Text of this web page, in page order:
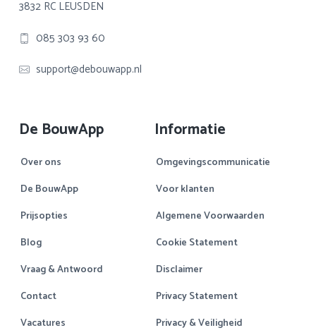
3832 RC LEUSDEN
085 303 93 60
support@debouwapp.nl
De BouwApp
Over ons
De BouwApp
Prijsopties
Blog
Vraag & Antwoord
Contact
Vacatures
Informatie
Omgevingscommunicatie
Voor klanten
Algemene Voorwaarden
Cookie Statement
Disclaimer
Privacy Statement
Privacy & Veiligheid